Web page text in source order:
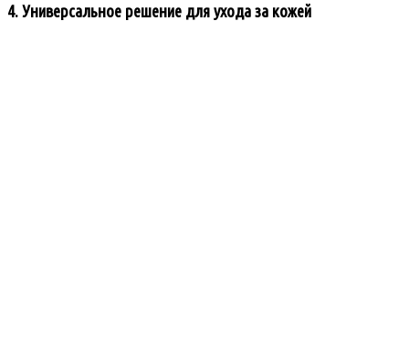
4. Универсальное решение для ухода за кожей